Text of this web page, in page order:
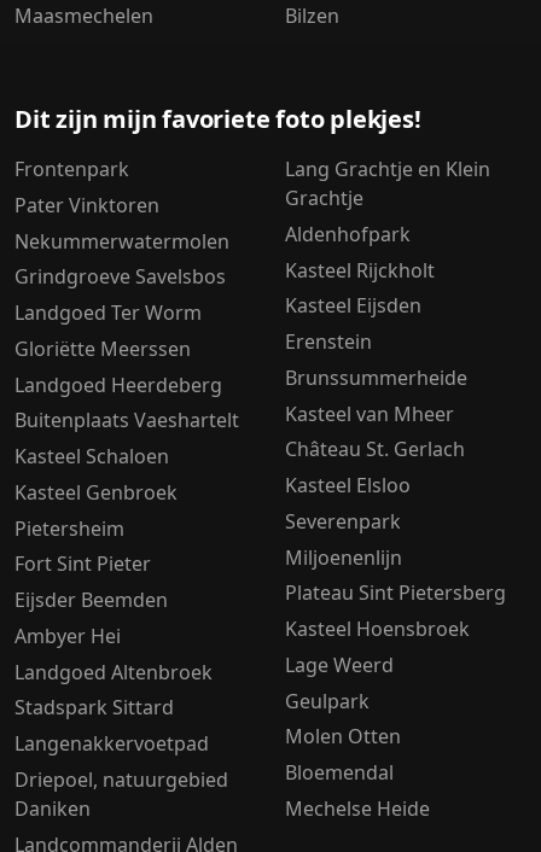
Maasmechelen
Bilzen
Dit zijn mijn favoriete foto plekjes!
Frontenpark
Pater Vinktoren
Nekummerwatermolen
Grindgroeve Savelsbos
Landgoed Ter Worm
Gloriëtte Meerssen
Landgoed Heerdeberg
Buitenplaats Vaeshartelt
Kasteel Schaloen
Kasteel Genbroek
Pietersheim
Fort Sint Pieter
Eijsder Beemden
Ambyer Hei
Landgoed Altenbroek
Stadspark Sittard
Langenakkervoetpad
Driepoel, natuurgebied
Daniken
Landcommanderij Alden
Lang Grachtje en Klein
Grachtje
Aldenhofpark
Kasteel Rijckholt
Kasteel Eijsden
Erenstein
Brunssummerheide
Kasteel van Mheer
Château St. Gerlach
Kasteel Elsloo
Severenpark
Miljoenenlijn
Plateau Sint Pietersberg
Kasteel Hoensbroek
Lage Weerd
Geulpark
Molen Otten
Bloemendal
Mechelse Heide